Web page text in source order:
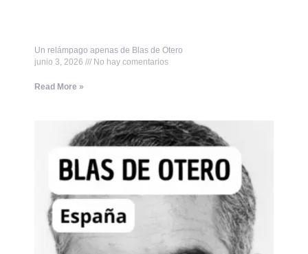
Un relámpago apenas de Blas de Otero
junio 3, 2026
No hay comentarios
Read More »